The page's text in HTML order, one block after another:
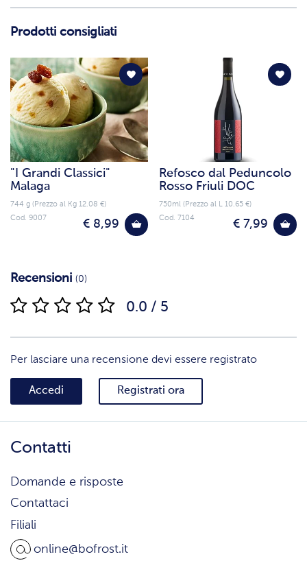
Prodotti consigliati
"I Grandi Classici"
Malaga
744 g (Prezzo al Kg 12.08 €)
€ 8,99
Cod. 9007
Refosco dal Peduncolo
Rosso Friuli DOC
750ml (Prezzo al L 10.65 €)
€ 7,99
Cod. 7104
Recensioni (0)
0.0 / 5
Per lasciare una recensione devi essere registrato
Accedi Registrati ora
Contatti
Domande e risposte
Contattaci
Filiali
online@bofrost.it